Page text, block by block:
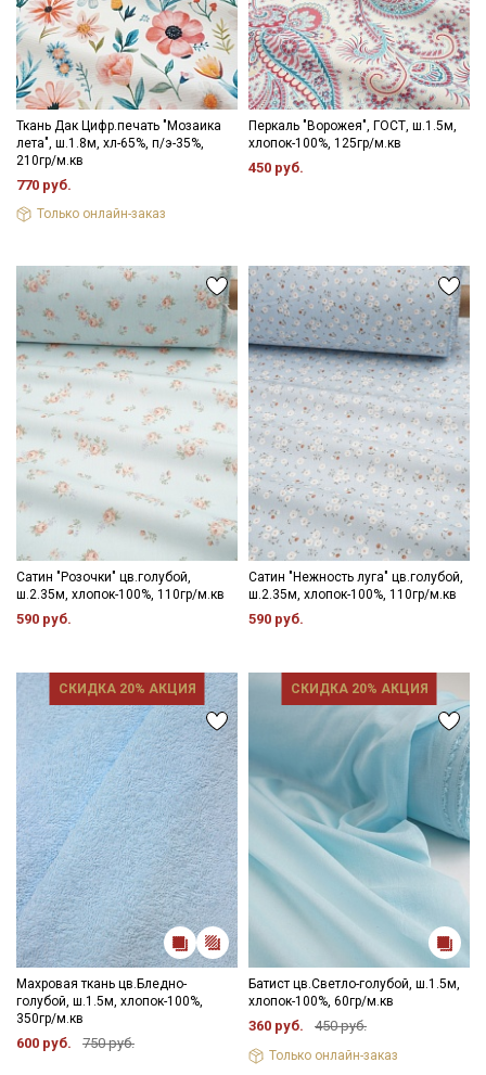
Ткань Дак Цифр.печать "Мозаика
лета", ш.1.8м, хл-65%, п/э-35%,
210гр/м.кв
770 руб.
Только онлайн-заказ
Перкаль "Ворожея", ГОСТ, ш.1.5м,
хлопок-100%, 125гр/м.кв
450 руб.
Сатин "Розочки" цв.голубой,
ш.2.35м, хлопок-100%, 110гр/м.кв
590 руб.
Сатин "Нежность луга" цв.голубой,
ш.2.35м, хлопок-100%, 110гр/м.кв
590 руб.
СКИДКА 20% АКЦИЯ
Махровая ткань цв.Бледно-
голубой, ш.1.5м, хлопок-100%,
350гр/м.кв
600 руб. 750 руб.
СКИДКА 20% АКЦИЯ
Батист цв.Светло-голубой, ш.1.5м,
хлопок-100%, 60гр/м.кв
360 руб. 450 руб.
Только онлайн-заказ